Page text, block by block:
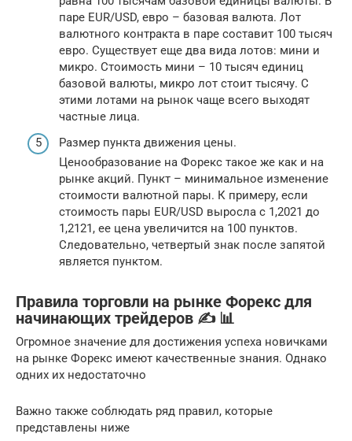
паре EUR/USD, евро – базовая валюта. Лот
валютного контракта в паре составит 100 тысяч
евро. Существует еще два вида лотов: мини и
микро. Стоимость мини – 10 тысяч единиц
базовой валюты, микро лот стоит тысячу. С
этими лотами на рынок чаще всего выходят
частные лица.
Размер пункта движения цены.
Ценообразование на Форекс такое же как и на
рынке акций. Пункт – минимальное изменение
стоимости валютной пары. К примеру, если
стоимость пары EUR/USD выросла с 1,2021 до
1,2121, ее цена увеличится на 100 пунктов.
Следовательно, четвертый знак после запятой
является пунктом.
Правила торговли на рынке Форекс для
начинающих трейдеров ✍ 📊
Огромное значение для достижения успеха новичками
на рынке Форекс имеют качественные знания. Однако
одних их недостаточно
Важно также соблюдать ряд правил, которые
представлены ниже